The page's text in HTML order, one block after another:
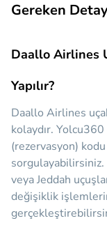
Gereken
Daallo Airlines
Yapılır?
Daallo Airlines
kolaydır.
(rezervasyon)
veya Jeddah
değişiklik